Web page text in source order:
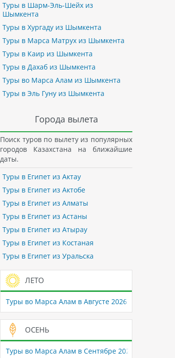
Туры в Шарм-Эль-Шейх из
Шымкента
Туры в Хургаду из Шымкента
Туры в Марса Матрух из Шымкента
Туры в Каир из Шымкента
Туры в Дахаб из Шымкента
Туры во Марса Алам из Шымкента
Туры в Эль Гуну из Шымкента
Города вылета
Поиск туров по вылету из популярных
городов Казахстана на ближайшие
даты.
Туры в Египет из Актау
Туры в Египет из Актобе
Туры в Египет из Алматы
Туры в Египет из Астаны
Туры в Египет из Атырау
Туры в Египет из Костаная
Туры в Египет из Уральска
ЛЕТО
Туры во Марса Алам в Августе 2026
ОСЕНЬ
Туры во Марса Алам в Сентябре 2026